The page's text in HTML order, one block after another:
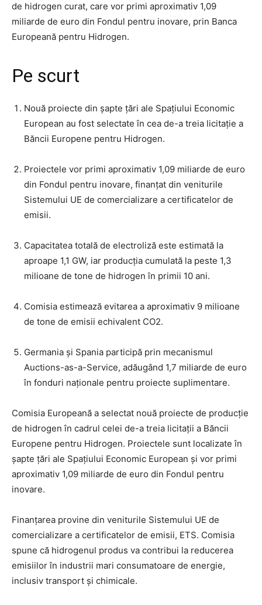
de hidrogen curat, care vor primi aproximativ 1,09
miliarde de euro din Fondul pentru inovare, prin Banca
Europeană pentru Hidrogen.
Pe scurt
Nouă proiecte din șapte țări ale Spațiului Economic
European au fost selectate în cea de-a treia licitație a
Băncii Europene pentru Hidrogen.
Proiectele vor primi aproximativ 1,09 miliarde de euro
din Fondul pentru inovare, finanțat din veniturile
Sistemului UE de comercializare a certificatelor de
emisii.
Capacitatea totală de electroliză este estimată la
aproape 1,1 GW, iar producția cumulată la peste 1,3
milioane de tone de hidrogen în primii 10 ani.
Comisia estimează evitarea a aproximativ 9 milioane
de tone de emisii echivalent CO2.
Germania și Spania participă prin mecanismul
Auctions-as-a-Service, adăugând 1,7 miliarde de euro
în fonduri naționale pentru proiecte suplimentare.
Comisia Europeană a selectat nouă proiecte de producție
de hidrogen în cadrul celei de-a treia licitații a Băncii
Europene pentru Hidrogen. Proiectele sunt localizate în
șapte țări ale Spațiului Economic European și vor primi
aproximativ 1,09 miliarde de euro din Fondul pentru
inovare.
Finanțarea provine din veniturile Sistemului UE de
comercializare a certificatelor de emisii, ETS. Comisia
spune că hidrogenul produs va contribui la reducerea
emisiilor în industrii mari consumatoare de energie,
inclusiv transport și chimicale.